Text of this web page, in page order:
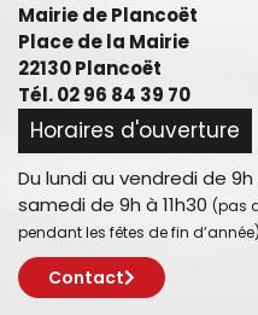
Mairie de Plancoët
Place de la Mairie
22130 Plancoët
Tél. 02 96 84 39 70
Horaires d'ouverture
Du lundi au vendredi de 9h
samedi de 9h à 11h30 (pas
pendant les fêtes de fin d’année)
Contact